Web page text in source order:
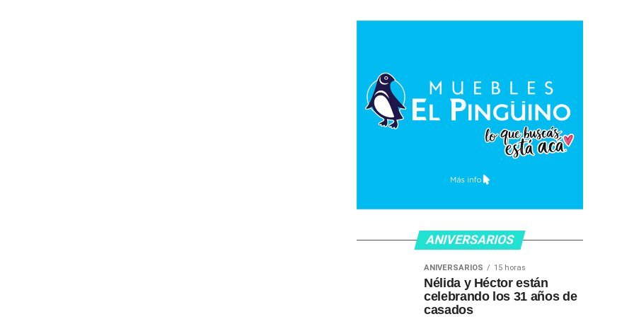
ANIVERSARIOS
ANIVERSARIOS 15 horas
Nélida y Héctor están
celebrando los 31 años de
casados